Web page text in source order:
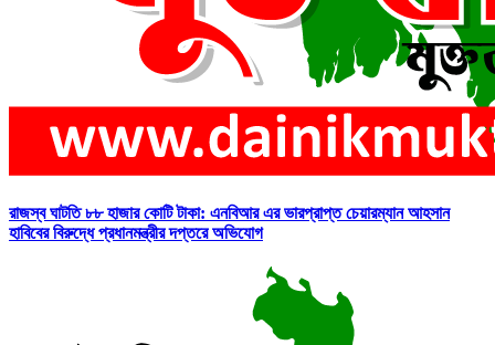
রাজস্ব ঘাটতি ৮৮ হাজার কোটি টাকা: এনবিআর এর ভারপ্রাপ্ত চেয়ারম্যান আহসান
হাবিবের বিরুদ্ধে প্রধানমন্ত্রীর দপ্তরে অভিযোগ